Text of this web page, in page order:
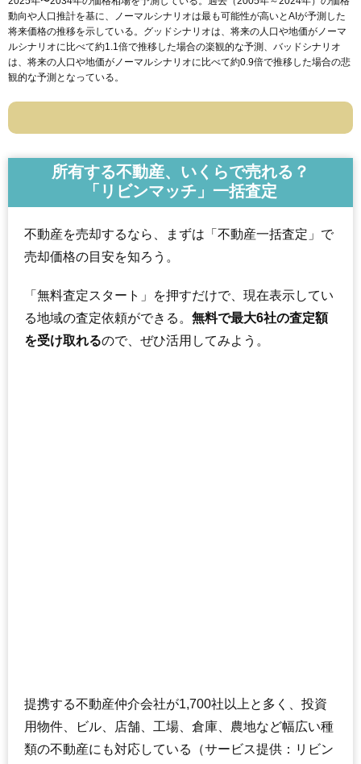
動向や人口推計を基に、ノーマルシナリオは最も可能性が高いとAIが予測した
将来価格の推移を示している。グッドシナリオは、将来の人口や地価がノーマ
ルシナリオに比べて約1.1倍で推移した場合の楽観的な予測、バッドシナリオ
は、将来の人口や地価がノーマルシナリオに比べて約0.9倍で推移した場合の悲
観的な予測となっている。
所有する不動産、いくらで売れる？
「リビンマッチ」一括査定
不動産を売却するなら、まずは「不動産一括査定」で
売却価格の目安を知ろう。
「無料査定スタート」を押すだけで、現在表示してい
る地域の査定依頼ができる。 無料で最大6社の査定額
を受け取れるので、ぜひ活用してみよう。
提携する不動産仲介会社が1,700社以上と多く、投資
用物件、ビル、店舗、工場、倉庫、農地など幅広い種
類の不動産にも対応している（サービス提供：リビン